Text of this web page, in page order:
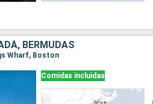
BERMUDAS
Wharf, Boston
Comidas incluidas